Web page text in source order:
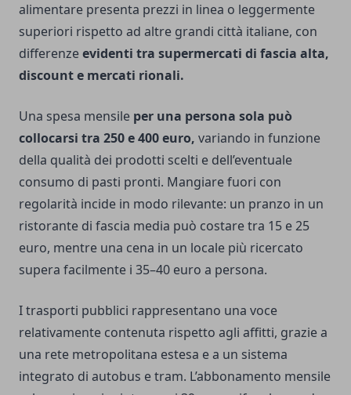
alimentare presenta prezzi in linea o leggermente
superiori rispetto ad altre grandi città italiane, con
differenzeevidenti tra supermercati di fascia alta,
discount e mercati rionali.
Una spesa mensile per una persona sola può
collocarsi tra 250 e 400 euro, variando in funzione
della qualità dei prodotti scelti e dell’eventuale
consumo di pasti pronti. Mangiare fuori con
regolarità incide in modo rilevante: un pranzo in un
ristorante di fascia media può costare tra 15 e 25
euro, mentre una cena in un locale più ricercato
supera facilmente i 35–40 euro a persona.
I trasporti pubblici rappresentano una voce
relativamente contenuta rispetto agli affitti, grazie a
una rete metropolitana estesa e a un sistema
integrato di autobus e tram. L’abbonamento mensile